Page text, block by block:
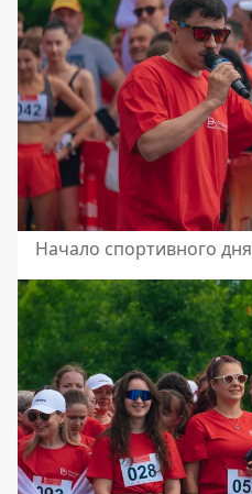
Начало спортивного дня